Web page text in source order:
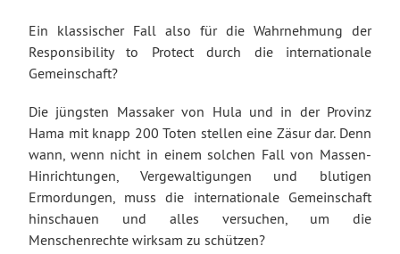
Ein klassischer Fall also für die Wahrnehmung der
Responsibility to Protect durch die internationale
Gemeinschaft?
Die jüngsten Massaker von Hula und in der Provinz
Hama mit knapp 200 Toten stellen eine Zäsur dar. Denn
wann, wenn nicht in einem solchen Fall von Massen-
Hinrichtungen, Vergewaltigungen und blutigen
Ermordungen, muss die internationale Gemeinschaft
hinschauen und alles versuchen, um die
Menschenrechte wirksam zu schützen?